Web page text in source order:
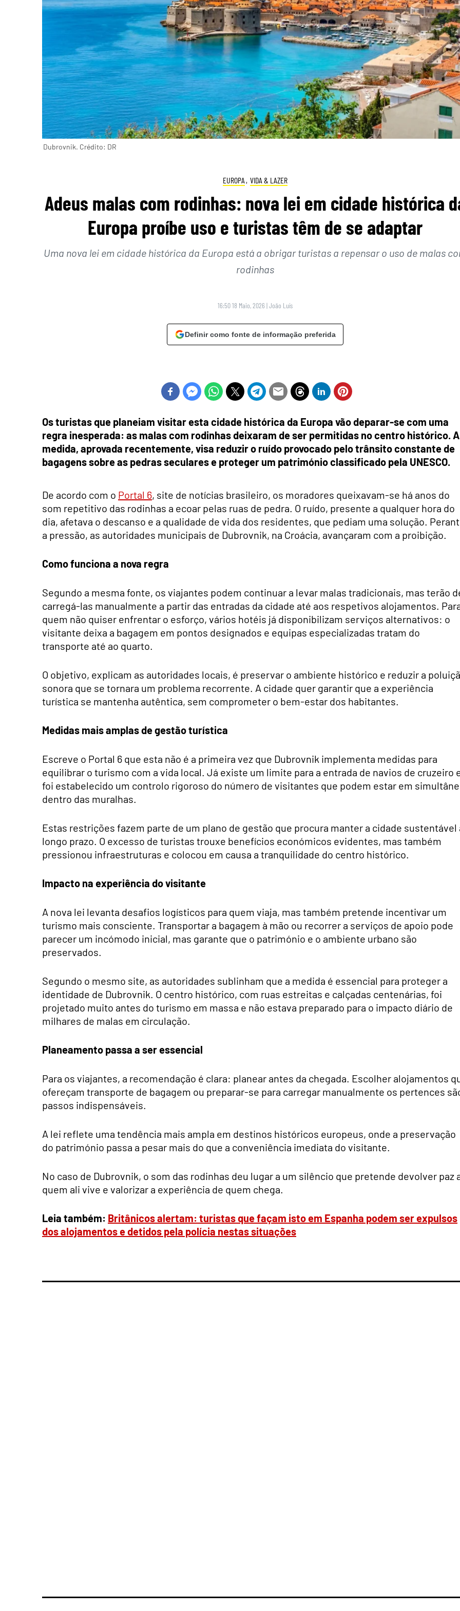
Dubrovnik. Crédito: DR
EUROPA , VIDA & LAZER
Adeus malas com rodinhas: nova lei em cidade histórica
Europa proíbe uso e turistas têm de se adaptar
Uma nova lei em cidade histórica da Europa está a obrigar turistas a repensar o uso de malas
rodinhas
16:50 18 Maio, 2026 |João Luís
Definir como fonte de informação preferida
Os turistas que planeiam visitar esta cidade histórica da Europa vão deparar-se com uma
regra inesperada: as malas com rodinhas deixaram de ser permitidas no centro histórico. A
medida, aprovada recentemente, visa reduzir o ruído provocado pelo trânsito constante de
bagagens sobre as pedras seculares e proteger um património classificado pela UNESCO.
De acordo com o Portal 6, site de notícias brasileiro, os moradores queixavam-se há anos do
som repetitivo das rodinhas a ecoar pelas ruas de pedra. O ruído, presente a qualquer hora do
dia, afetava o descanso e a qualidade de vida dos residentes, que pediam uma solução.
a pressão, as autoridades municipais de Dubrovnik, na Croácia, avançaram com a proibição.
Como funciona a nova regra
Segundo a mesma fonte, os viajantes podem continuar a levar malas tradicionais, mas terão
carregá-las manualmente a partir das entradas da cidade até aos respetivos alojamentos.
quem não quiser enfrentar o esforço, vários hotéis já disponibilizam serviços alternativos: o
visitante deixa a bagagem em pontos designados e equipas especializadas tratam do
transporte até ao quarto.
O objetivo, explicam as autoridades locais, é preservar o ambiente histórico e reduzir a
sonora que se tornara um problema recorrente. A cidade quer garantir que a experiência
turística se mantenha autêntica, sem comprometer o bem-estar dos habitantes.
Medidas mais amplas de gestão turística
Escreve o Portal 6 que esta não é a primeira vez que Dubrovnik implementa medidas para
equilibrar o turismo com a vida local. Já existe um limite para a entrada de navios de cruzeiro
foi estabelecido um controlo rigoroso do número de visitantes que podem estar em
dentro das muralhas.
Estas restrições fazem parte de um plano de gestão que procura manter a cidade sustentável
longo prazo. O excesso de turistas trouxe benefícios económicos evidentes, mas também
pressionou infraestruturas e colocou em causa a tranquilidade do centro histórico.
Impacto na experiência do visitante
A nova lei levanta desafios logísticos para quem viaja, mas também pretende incentivar um
turismo mais consciente. Transportar a bagagem à mão ou recorrer a serviços de apoio pode
parecer um incómodo inicial, mas garante que o património e o ambiente urbano são
preservados.
Segundo o mesmo site, as autoridades sublinham que a medida é essencial para proteger a
identidade de Dubrovnik. O centro histórico, com ruas estreitas e calçadas centenárias, foi
projetado muito antes do turismo em massa e não estava preparado para o impacto diário de
milhares de malas em circulação.
Planeamento passa a ser essencial
Para os viajantes, a recomendação é clara: planear antes da chegada. Escolher alojamentos
ofereçam transporte de bagagem ou preparar-se para carregar manualmente os pertences
passos indispensáveis.
A lei reflete uma tendência mais ampla em destinos históricos europeus, onde a preservação
do património passa a pesar mais do que a conveniência imediata do visitante.
No caso de Dubrovnik, o som das rodinhas deu lugar a um silêncio que pretende devolver paz
quem ali vive e valorizar a experiência de quem chega.
Leia também: Britânicos alertam: turistas que façam isto em Espanha podem ser expulsos
dos alojamentos e detidos pela polícia nestas situações